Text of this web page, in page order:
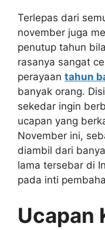
Terlepas dari
november juga
penutup tahun
rasanya sangat
perayaan tahun
banyak orang.
sekedar ingin
ucapan yang
November ini,
diambil dari
lama tersebar di
pada inti
Ucapan